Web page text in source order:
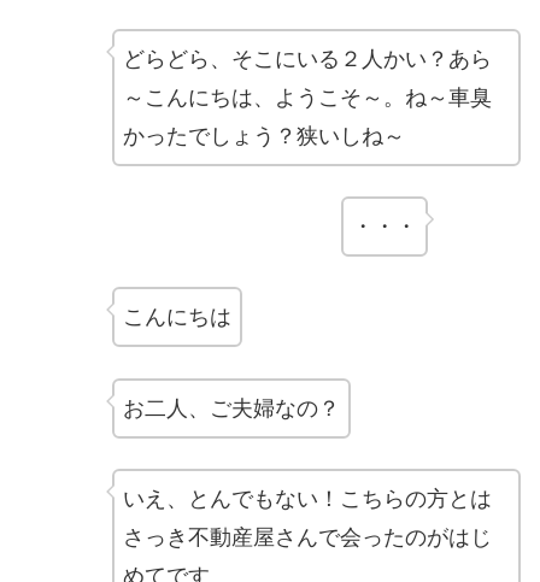
どらどら、そこにいる２人かい？あら
～こんにちは、ようこそ～。ね～車臭
かったでしょう？狭いしね～
・・・
こんにちは
お二人、ご夫婦なの？
いえ、とんでもない！こちらの方とは
さっき不動産屋さんで会ったのがはじ
めてです